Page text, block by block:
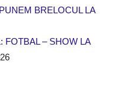
BRELOCUL LA
FOTBAL – SHOW LA